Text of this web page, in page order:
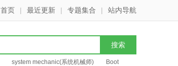
首页 | 最近更新 | 专题集合 | 站内导航
system mechanic(系统机械师) Boot